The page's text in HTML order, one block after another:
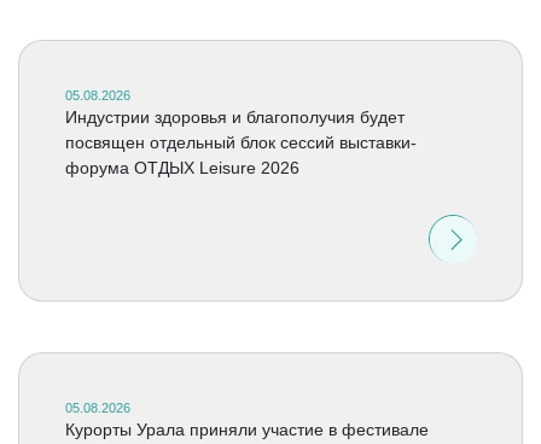
05.08.2026
Индустрии здоровья и благополучия будет
посвящен отдельный блок сессий выставки-
форума ОТДЫХ Leisure 2026
05.08.2026
Курорты Урала приняли участие в фестивале